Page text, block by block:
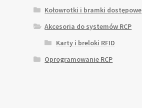
Kołowrotki i bramki dostępowe
Akcesoria do systemów RCP
Karty i breloki RFID
Oprogramowanie RCP